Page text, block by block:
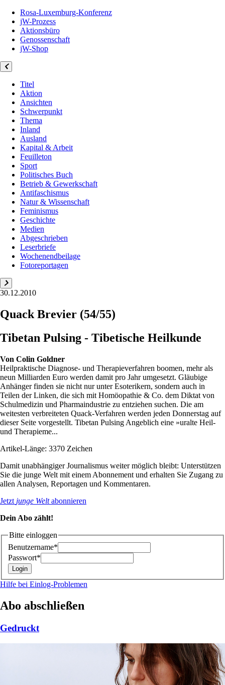
Rosa-Luxemburg-Konferenz
jW-Prozess
Aktionsbüro
Genossenschaft
jW-Shop
Titel
Aktion
Ansichten
Schwerpunkt
Thema
Inland
Ausland
Kapital & Arbeit
Feuilleton
Sport
Politisches Buch
Betrieb & Gewerkschaft
Antifaschismus
Natur & Wissenschaft
Feminismus
Geschichte
Medien
Abgeschrieben
Leserbriefe
Wochenendbeilage
Fotoreportagen
30.12.2010
Quack Brevier (54/55)
Tibetan Pulsing - Tibetische Heilkunde
Von Colin Goldner
Heilpraktische Diagnose- und Therapieverfahren boomen, mehr als
neun Milliarden Euro werden damit pro Jahr umgesetzt. Gläubige
Anhänger finden sie nicht nur unter Esoterikern, sondern auch in
Teilen der Linken, die sich mit Homöopathie & Co. dem Diktat von
Schulmedizin und Pharmaindustrie zu entziehen suchen. Die am
weitesten verbreiteten Quack-Verfahren werden jeden Donnerstag auf
dieser Seite vorgestellt. Tibetan Pulsing Angeblich eine »uralte Heil-
und Therapieme...
Artikel-Länge: 3370 Zeichen
Damit unabhängiger Journalismus weiter möglich bleibt: Unterstützen
Sie die junge Welt mit einem Abonnement und erhalten Sie Zugang zu
allen Analysen, Reportagen und Kommentaren.
Jetzt junge Weltabonnieren
Dein Abo zählt!
Bitte einloggen
Benutzername*
Passwort*
Hilfe bei Einlog-Problemen
Abo abschließen
Gedruckt